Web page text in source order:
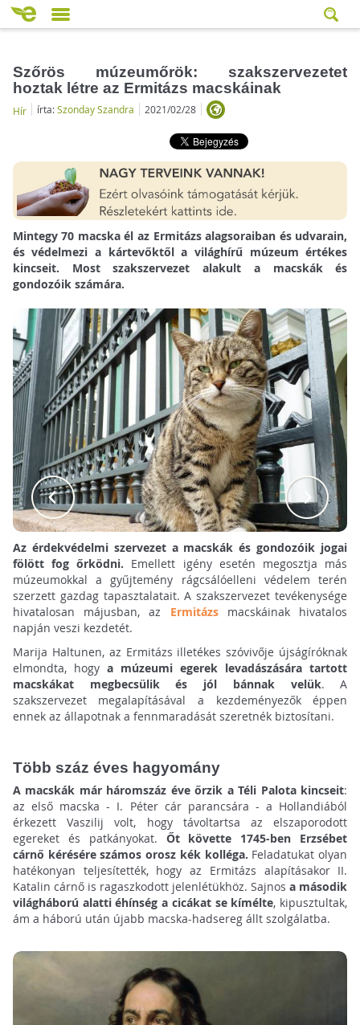
Szőrös múzeumőrök: szakszervezetet
hoztak létre az Ermitázs macskáinak
Hír írta:Szonday Szandra 2021/02/28
Mintegy 70 macska él az Ermitázs alagsoraiban és udvarain,
és védelmezi a kártevőktől a világhírű múzeum értékes
kincseit. Most szakszervezet alakult a macskák és
gondozóik számára.
Az érdekvédelmi szervezet a macskák és gondozóik jogai
fölött fog őrködni. Emellett igény esetén megosztja más
múzeumokkal a gyűjtemény rágcsálóelleni védelem terén
szerzett gazdag tapasztalatait. A szakszervezet tevékenysége
hivatalosan májusban, az Ermitázsmacskáinak hivatalos
napján veszi kezdetét.
Marija Haltunen, az Ermitázs illetékes szóvivője újságíróknak
elmondta, hogy a múzeumi egerek levadászására tartott
macskákat megbecsülik és jól bánnak velük. A
szakszervezet megalapításával a kezdeményezők éppen
ennek az állapotnak a fennmaradását szeretnék biztosítani.
Több száz éves hagyomány
A macskák már háromszáz éve őrzik a Téli Palota kincseit:
az első macska - I. Péter cár parancsára - a Hollandiából
érkezett Vaszilij volt, hogy távoltartsa az elszaporodott
egereket és patkányokat. Őt követte 1745-ben Erzsébet
cárnő kérésére számos orosz kék kolléga. Feladatukat olyan
hatékonyan teljesítették, hogy az Ermitázs alapításakor II.
Katalin cárnő is ragaszkodott jelenlétükhöz. Sajnosa második
világháború alatti éhínség a cicákat se kímélte, kipusztultak,
ám a háború után újabb macska-hadsereg állt szolgálatba.